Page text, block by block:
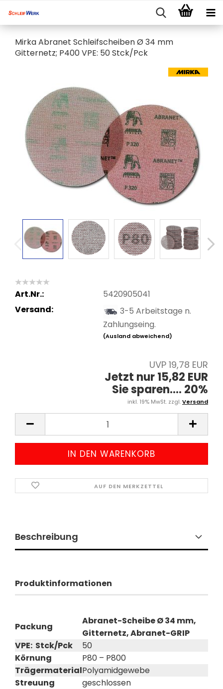
Mirka Abranet Schleifscheiben Ø 34 mm
Gitternetz; P400 VPE: 50 Stck/Pck
Art.Nr.:
5420905041
Versand:
3-5 Arbeitstage n.
Zahlungseing.
(Ausland abweichend)
UVP 19,78 EUR
Jetzt nur 15,82 EUR
Sie sparen.... 20%
inkl. 19% MwSt. zzgl.Versand
AUF DEN MERKZETTEL
Beschreibung
Produktinformationen
Packung
Abranet-Scheibe Ø 34 mm,
Gitternetz, Abranet-GRIP
VPE: Stck/Pck
50
Körnung
P80 – P800
TrägermaterialPolyamidgewebe
Streuung
geschlossen